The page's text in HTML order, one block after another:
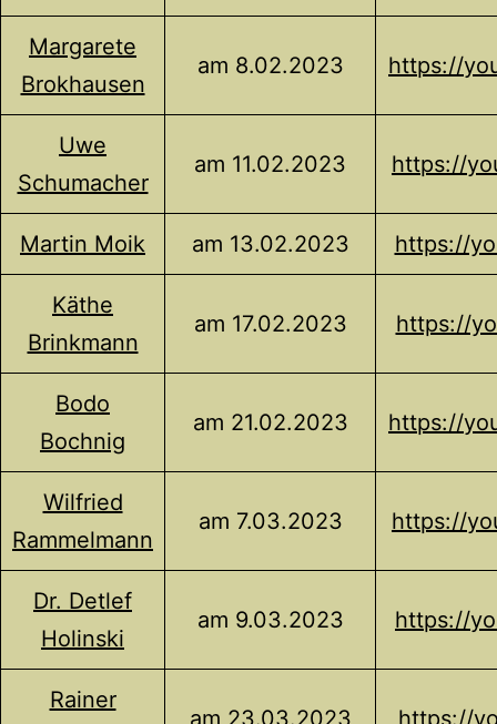
Margarete
Brokhausen
am 8.02.2023 https://
Uwe
Schumacher
am 11.02.2023 https://
Martin Moik am 13.02.2023 https://
Käthe
Brinkmann
am 17.02.2023 https://
Bodo
Bochnig
am 21.02.2023 https://
Wilfried
Rammelmann
am 7.03.2023 https://
Dr. Detlef
Holinski
am 9.03.2023 https://
Rainer
am 23.03.2023 https://